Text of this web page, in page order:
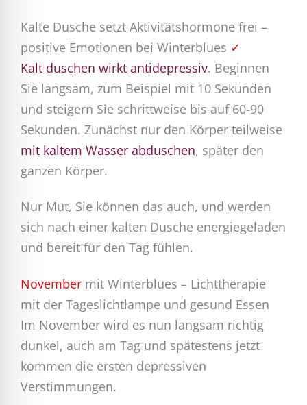
Kalte Dusche setzt Aktivitätshormone frei –
positive Emotionen bei Winterblues ✓
Kalt duschen wirkt antidepressiv. Beginnen
Sie langsam, zum Beispiel mit 10 Sekunden
und steigern Sie schrittweise bis auf 60-90
Sekunden. Zunächst nur den Körper teilweise
mit kaltem Wasser abduschen, später den
ganzen Körper.
Nur Mut, Sie können das auch, und werden
sich nach einer kalten Dusche energiegeladen
und bereit für den Tag fühlen.
November mit Winterblues – Lichttherapie
mit der Tageslichtlampe und gesund Essen
Im November wird es nun langsam richtig
dunkel, auch am Tag und spätestens jetzt
kommen die ersten depressiven
Verstimmungen.